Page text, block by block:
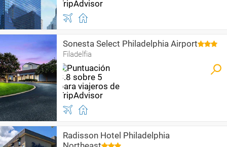
Sonesta Select Philadelphia Airport
Filadelfia
Radisson Hotel Philadelphia